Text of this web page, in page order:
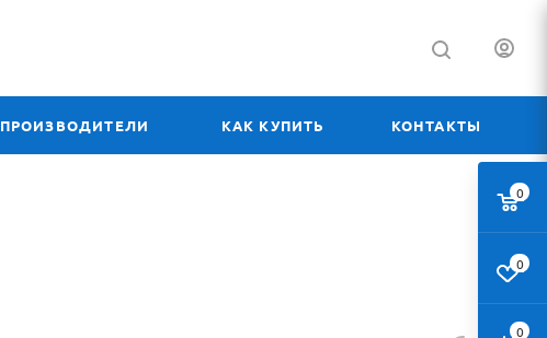
ПРОИЗВОДИТЕЛИ КАК КУПИТЬ КОНТАКТЫ
0
0
0